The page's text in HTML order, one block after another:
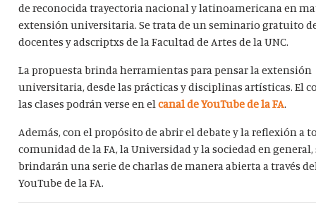
de reconocida trayectoria nacional y latinoamericana en
extensión universitaria. Se trata de un seminario gratuito
docentes y adscriptxs de la Facultad de Artes de la UNC.
La propuesta brinda herramientas para pensar la extensión
universitaria, desde las prácticas y disciplinas artísticas. El
las clases podrán verse en elcanal de YouTube de la FA.
Además, con el propósito de abrir el debate y la reflexión a
comunidad de la FA, la Universidad y la sociedad en general,
brindarán una serie de charlas de manera abierta a través
YouTube de la FA.